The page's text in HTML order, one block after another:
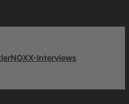
NOXX-Interviews